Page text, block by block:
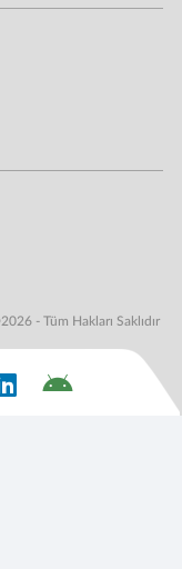
- Tüm Hakları Saklıdır